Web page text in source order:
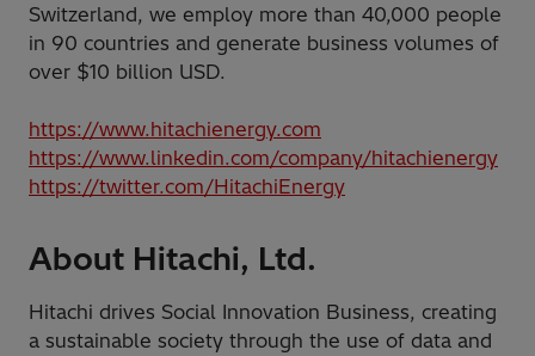
Switzerland, we employ more than 40,000 people
in 90 countries and generate business volumes of
over $10 billion USD.
https://www.hitachienergy.com
https://www.linkedin.com/company/hitachienergy
https://twitter.com/HitachiEnergy
About Hitachi, Ltd.
Hitachi drives Social Innovation Business, creating
a sustainable society through the use of data and